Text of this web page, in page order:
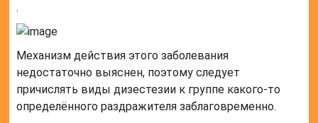
.
Механизм действия этого заболевания
недостаточно выяснен, поэтому следует
причислять виды дизестезии к группе какого-то
определённого раздражителя заблаговременно.